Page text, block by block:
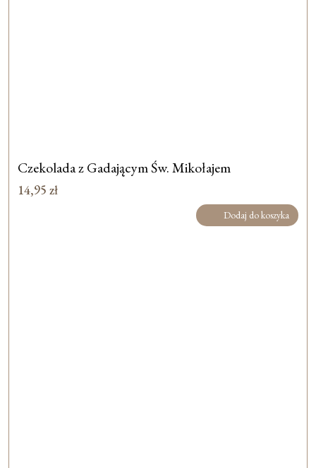
Czekolada z Gadającym Św. Mikołajem
14,95 zł
Dodaj do koszyka